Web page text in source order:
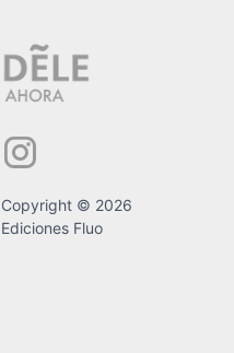
Copyright © 2026
Ediciones Fluo